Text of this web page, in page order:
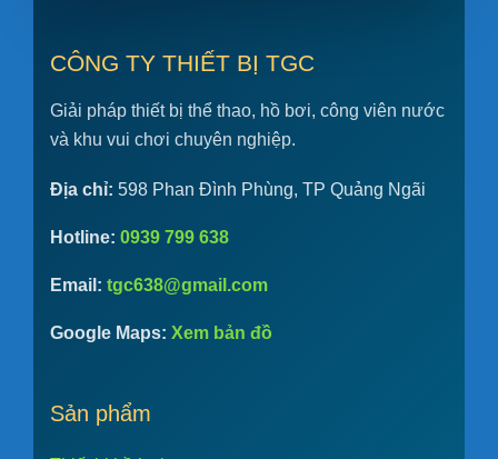
CÔNG TY THIẾT BỊ TGC
Giải pháp thiết bị thể thao, hồ bơi, công viên nước
và khu vui chơi chuyên nghiệp.
Địa chỉ: 598 Phan Đình Phùng, TP Quảng Ngãi
Hotline: 0939 799 638
Email: tgc638@gmail.com
Google Maps: Xem bản đồ
Sản phẩm